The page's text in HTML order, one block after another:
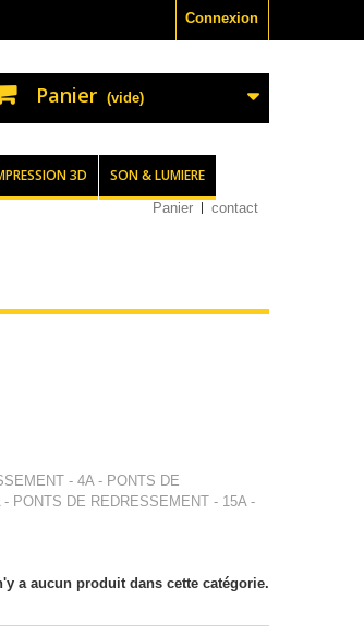
Connexion
Panier (vide)
3D SON & LUMIERE
Panier contact
- 4A - PONTS DE
PONTS DE REDRESSEMENT - 15A -
a aucun produit dans cette catégorie.